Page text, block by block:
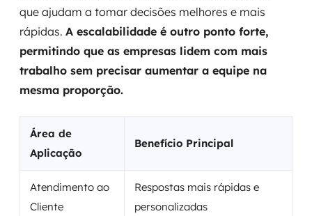
que ajudam a tomar decisões melhores e mais
rápidas. A escalabilidade é outro ponto forte,
permitindo que as empresas lidem com mais
trabalho sem precisar aumentar a equipe na
mesma proporção.
Área de
Aplicação
Benefício Principal
Atendimento ao
Cliente
Respostas mais rápidas e
personalizadas